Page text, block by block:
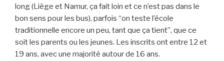
long (Liège et Namur, ça fait loin et ce n’est pas dans le
bon sens pour les bus), parfois “on teste l’école
traditionnelle encore un peu, tant que ça tient”, que ce
soit les parents ou les jeunes. Les inscrits ont entre 12 et
19 ans, avec une majorité autour de 16 ans.